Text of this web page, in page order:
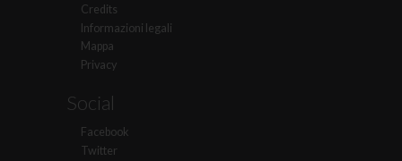
Credits
Informazioni legali
Mappa
Privacy
Social
Facebook
Twitter